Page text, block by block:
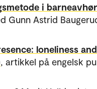
i barneavhør
Gunn Astrid
loneliness and
, artikkel på engelsk